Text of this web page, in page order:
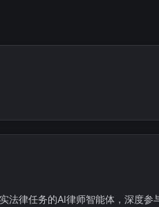
法律任务的AI律师智能体，深度